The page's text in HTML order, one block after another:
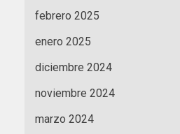
febrero 2025
enero 2025
diciembre 2024
noviembre 2024
marzo 2024